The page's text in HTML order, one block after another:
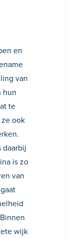
en
van
hun
te
ook
daarbij
is zo
van
wijk